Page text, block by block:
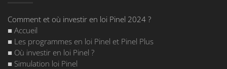
Comment et où investir en loi Pinel 2024 ?
■ Accueil
■ Les programmes en loi Pinel et Pinel Plus
■ Où investir en loi Pinel ?
■ Simulation loi Pinel